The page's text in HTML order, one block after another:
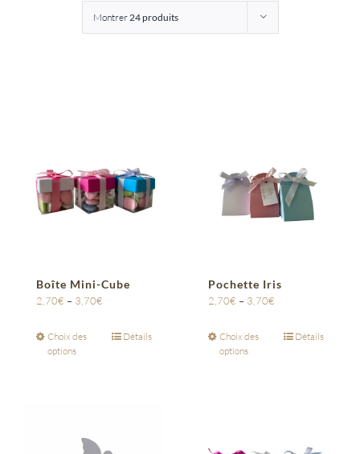
Montrer24 produits
Boîte Mini-Cube
2,70€ – 3,70€
Choix des
options
Détails
Pochette Iris
2,70€ – 3,70€
Choix des
options
Détails